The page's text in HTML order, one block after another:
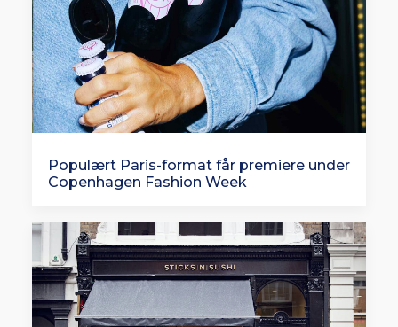
Populært Paris-format får premiere under
Copenhagen Fashion Week